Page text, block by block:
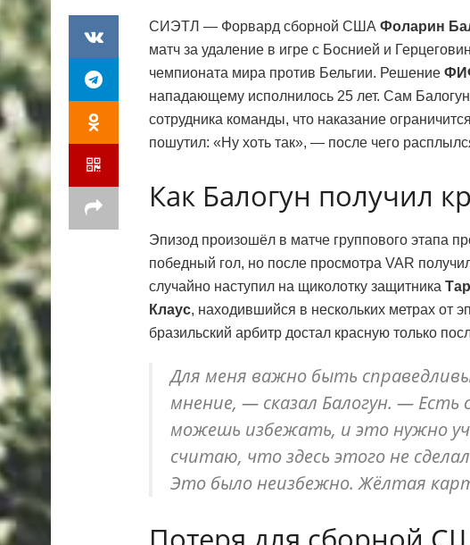
СИЭТЛ — Форвард сборной США Фоларин
матч за удаление в игре с Боснией и
чемпионата мира против Бельгии. Решение
нападающему исполнилось 25 лет. Сам
сотрудника команды, что наказание
пошутил: «Ну хоть так», — после чего
Как Балогун получил
Эпизод произошёл в матче группового этапа
победный гол, но после просмотра VAR
случайно наступил на щиколотку защитника
Клаус, находившийся в нескольких метрах от
бразильский арбитр достал красную только
Для меня важно быть
мнение, — сказал Балогун. —
можешь избежать, и это нужно
считаю, что здесь этого не
Это было неизбежно. Жёлтая